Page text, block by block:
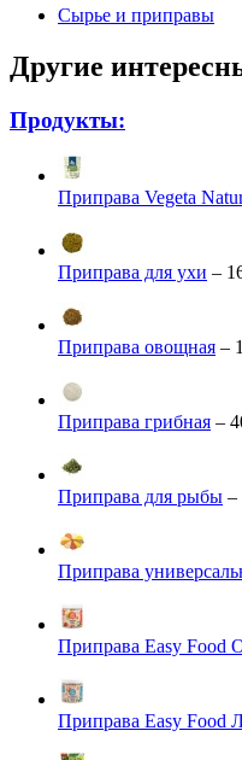
Сырье и приправы
Другие
Продукты:
Приправа Vegeta
Приправа для ухи –
Приправа овощная –
Приправа грибная –
Приправа для рыбы –
Приправа
Приправа Easy Food
Приправа Easy Food